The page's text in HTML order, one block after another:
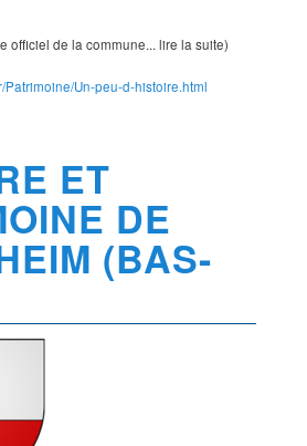
officiel de la commune... lire la suite)
Patrimoine/Un-peu-d-histoire.html
ET
DE
(BAS-